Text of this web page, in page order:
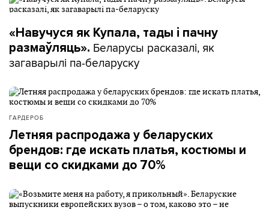
«Навучуся як Купала, тады і пачну
размаўляць». Беларусы расказалі, як
загаварылі па-беларуску
ГАРДЕРОБ
Летняя распродажа у беларуских
брендов: где искать платья, костюмы и
вещи со скидками до 70%